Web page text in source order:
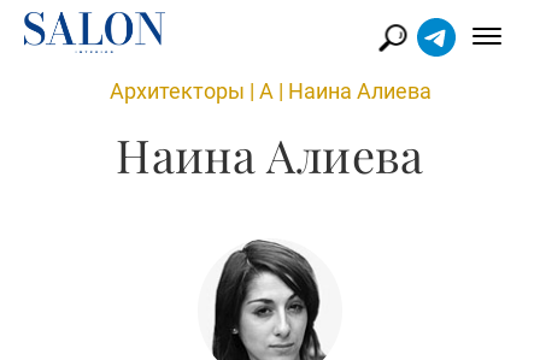
Архитекторы | А | Наина Алиева
Наина Алиева